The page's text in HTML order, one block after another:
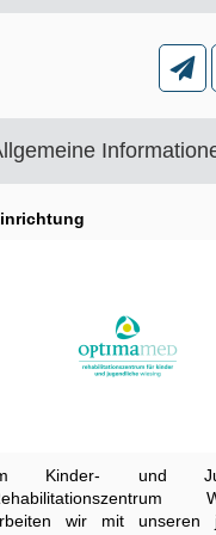
Kinder- und
wir mit unseren